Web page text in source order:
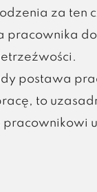
za ten
pracownika
postawa
to